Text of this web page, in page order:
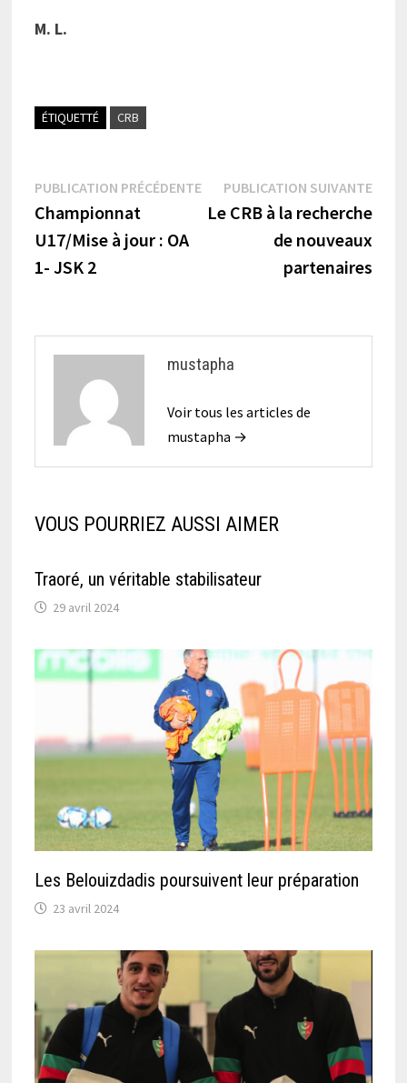
M. L.
ÉTIQUETTÉ CRB
Navigation
de
l’article
PUBLICATION PRÉCÉDENTEPublication
précédente :
Championnat
U17/Mise à jour : OA
1- JSK 2
PUBLICATION SUIVANTE
Le CRB à la recherche
de nouveaux
partenaires
mustapha
Voir tous les articles de
mustapha →
VOUS POURRIEZ AUSSI AIMER
Traoré, un véritable stabilisateur
29 avril 2024
Les Belouizdadis poursuivent leur préparation
23 avril 2024